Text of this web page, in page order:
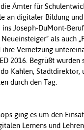
Ämter für
an digitaler Bildung
Joseph-DuMont-
als auch
Vernetzung
2016. Begrüßt
Kahlen,
durch den Tag.
ging es um den
Lernens und